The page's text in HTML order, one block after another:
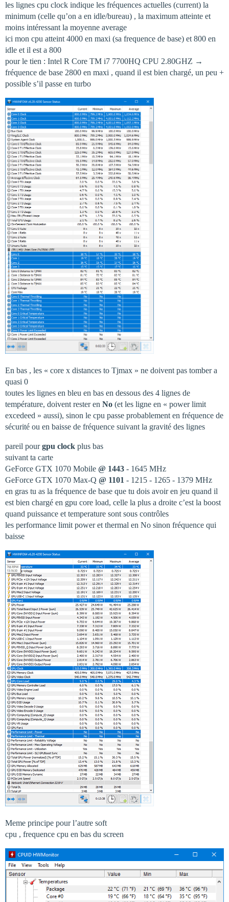
les lignes cpu clock indique les fréquences actuelles (current) la
minimum (celle qu’on a en idle/bureau) , la maximum atteinte et
moins intéressant la moyenne average
ici mon cpu atteint 4000 en maxi (sa frequence de base) et 800 en
idle et il est a 800
pour le tien : Intel R Core TM i7 7700HQ CPU 2.80GHZ →
fréquence de base 2800 en maxi , quand il est bien chargé, un peu +
possible s’il passe en turbo
En bas , les « core x distances to Tjmax » ne doivent pas tomber a
quasi 0
toutes les lignes en bleu en bas en dessous des 4 lignes de
température, doivent rester en No (et les ligne en « power limit
excedeed » aussi), sinon le cpu passe probablement en fréquence de
sécurité ou en baisse de fréquence suivant la gravité des lignes
pareil pourgpu clock plus bas
suivant ta carte
GeForce GTX 1070 Mobile @ 1443 - 1645 MHz
GeForce GTX 1070 Max-Q @ 1101 - 1215 - 1265 - 1379 MHz
en gras tu as la fréquence de base que tu dois avoir en jeu quand il
est bien chargé en gpu core load, celle la plus a droite c’est la boost
quand puissance et temperature sont sous contrôles
les performance limit power et thermal en No sinon fréquence qui
baisse
Meme principe pour l’autre soft
cpu , frequence cpu en bas du screen